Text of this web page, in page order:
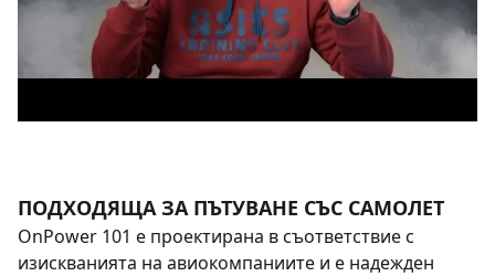
ПОДХОДЯЩА ЗА ПЪТУВАНЕ СЪС САМОЛЕТ
OnPower 101 е проектирана в съответствие с
изискванията на авиокомпаниите и е надежден